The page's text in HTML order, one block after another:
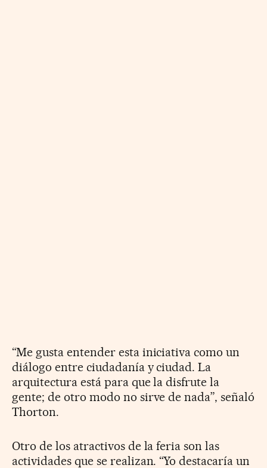
“Me gusta entender esta iniciativa como un
diálogo entre ciudadanía y ciudad. La
arquitectura está para que la disfrute la
gente; de otro modo no sirve de nada”, señaló
Thorton.
Otro de los atractivos de la feria son las
actividades que se realizan. “Yo destacaría un